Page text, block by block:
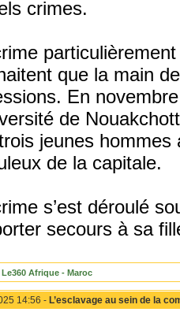
crimes.
que la main
En
de
jeunes
de la capitale.
s’est déroulé
secours à sa
Le360 Afrique - Maroc
14:56 - L’esclavage au sein de la